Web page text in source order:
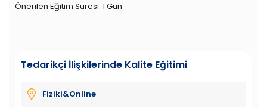
Önerilen Eğitim Süresi: 1 Gün
Tedarikçi İlişkilerinde Kalite Eğitimi
Fiziki&Online